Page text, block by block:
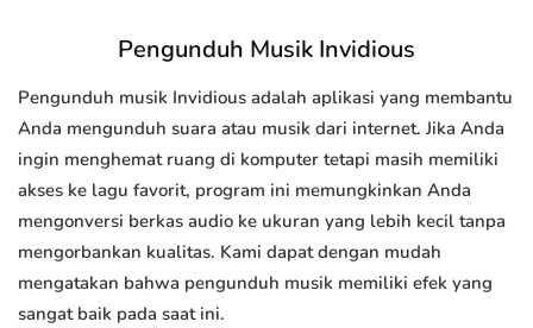
Pengunduh Musik Invidious
Pengunduh musik Invidious adalah aplikasi yang membantu
Anda mengunduh suara atau musik dari internet. Jika Anda
ingin menghemat ruang di komputer tetapi masih memiliki
akses ke lagu favorit, program ini memungkinkan Anda
mengonversi berkas audio ke ukuran yang lebih kecil tanpa
mengorbankan kualitas. Kami dapat dengan mudah
mengatakan bahwa pengunduh musik memiliki efek yang
sangat baik pada saat ini.